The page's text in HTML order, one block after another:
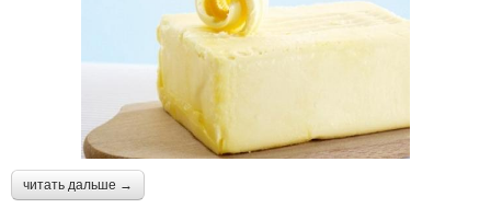
читать дальше →